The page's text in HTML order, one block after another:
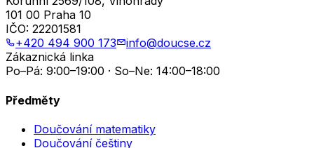
101 00 Praha 10
IČO: 22201581
+420 494 900 173
info@doucse.cz
Zákaznická linka
Po–Pá: 9:00–19:00 · So–Ne: 14:00–18:00
Předměty
Doučování matematiky
Doučování češtiny